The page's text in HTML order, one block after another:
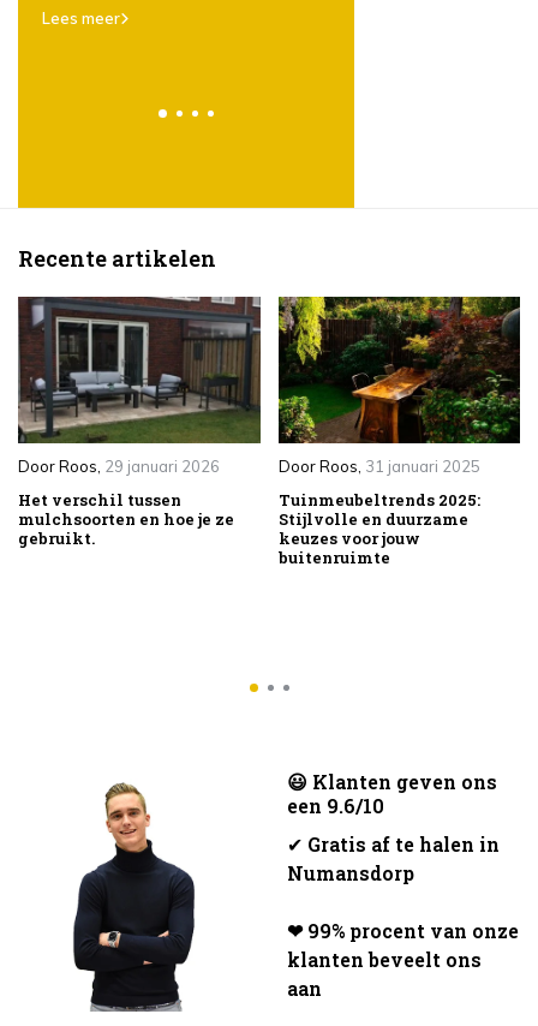
Lees meer
Recente artikelen
DoorRoos, 29 januari 2026
Het verschil tussen
mulchsoorten en hoe je ze
gebruikt.
DoorRoos, 31 januari 2025
Tuinmeubeltrends 2025:
Stijlvolle en duurzame
keuzes voor jouw
buitenruimte
😃 Klanten geven ons
een 9.6/10
✔ Gratis af te halen in
Numansdorp
❤ 99% procent van onze
klanten beveelt ons
aan